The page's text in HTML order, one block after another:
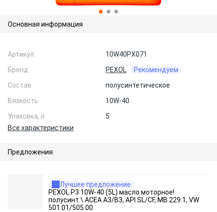
Основная информация
Артикул
10W40PX071
Бренд
PEXOL
Рекомендуем
Состав
полусинтетическое
Вязкость
10W-40
Упаковка, л
5
Все характеристики
Предложения
Лучшее предложение
PEXOL P3 10W-40 (5L) масло моторное!
полусинт.\ ACEA A3/B3, API SL/CF, MB 229.1, VW
501.01/505.00